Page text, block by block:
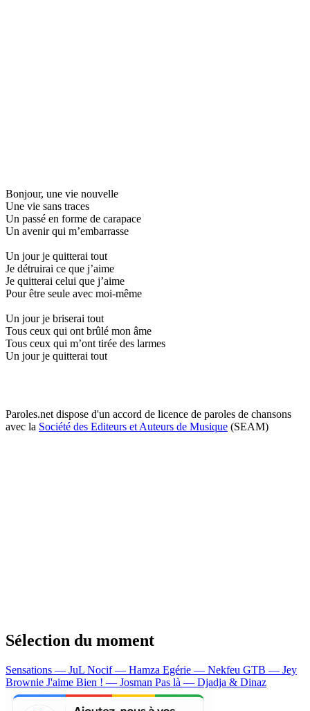
Bonjour, une vie nouvelle
Une vie sans traces
Un passé en forme de carapace
Un avenir qui m’embarrasse
Un jour je quitterai tout
Je détruirai ce que j’aime
Je quitterai celui que j’aime
Pour être seule avec moi-même
Un jour je briserai tout
Tous ceux qui ont brûlé mon âme
Tous ceux qui m’ont tirée des larmes
Un jour je quitterai tout
Paroles.net dispose d'un accord de licence de paroles de chansons
avec la Société des Editeurs et Auteurs de Musique (SEAM)
Sélection du moment
Sensations — JuL Nocif — Hamza Egérie — Nekfeu GTB — Jey
Brownie J'aime Bien ! — Josman Pas là — Djadja & Dinaz